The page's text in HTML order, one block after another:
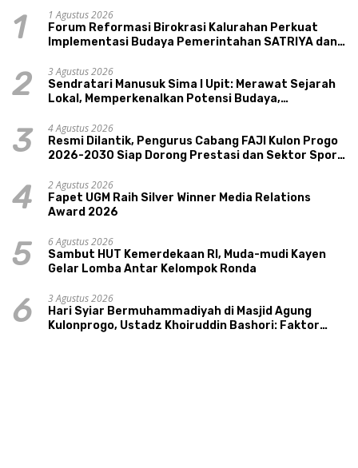
1
1 Agustus 2026
Forum Reformasi Birokrasi Kalurahan Perkuat
Implementasi Budaya Pemerintahan SATRIYA dan
2
3 Agustus 2026
Sendratari Manusuk Sima I Upit: Merawat Sejarah
Lokal, Memperkenalkan Potensi Budaya,
3
4 Agustus 2026
Resmi Dilantik, Pengurus Cabang FAJI Kulon Progo
2026-2030 Siap Dorong Prestasi dan Sektor Sport
4
2 Agustus 2026
Fapet UGM Raih Silver Winner Media Relations
Award 2026
5
6 Agustus 2026
Sambut HUT Kemerdekaan RI, Muda-mudi Kayen
Gelar Lomba Antar Kelompok Ronda
6
3 Agustus 2026
Hari Syiar Bermuhammadiyah di Masjid Agung
Kulonprogo, Ustadz Khoiruddin Bashori: Faktor